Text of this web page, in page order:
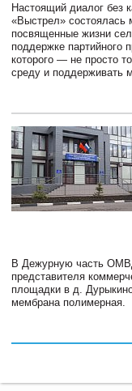
Настоящий диалог без
«Выстрел» состоялась
посвященные жизни
поддержке партийного
которого — не просто
среду и поддерживать
В Дежурную часть
представителя
площадки в д.
мембрана полимерная.